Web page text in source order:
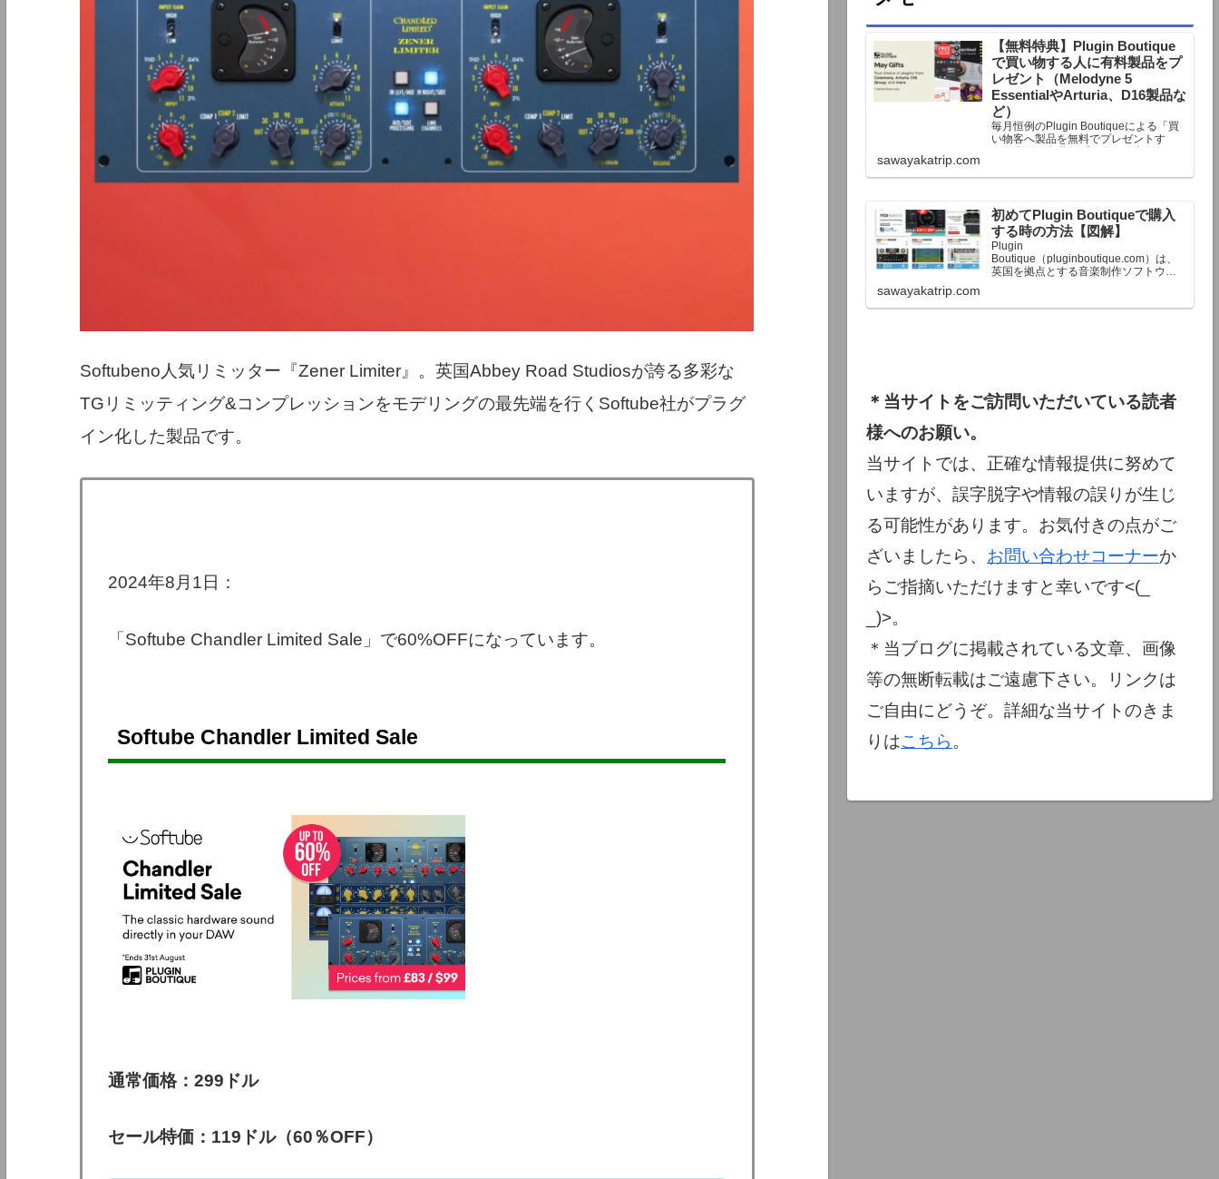
Softubeno人気リミッター『Zener Limiter』。英国Abbey Road Studiosが誇る多彩な
TGリミッティング&コンプレッションをモデリングの最先端を行くSoftube社がプラグ
イン化した製品です。
2024年8月1日：
「Softube Chandler Limited Sale」で60%OFFになっています。
Softube Chandler Limited Sale
通常価格：299ドル
セール特価：119ドル（60％OFF）
【無料特典】Plugin Boutique
で買い物する人に有料製品をプ
レゼント（Melodyne 5
EssentialやArturia、D16製品な
ど）
毎月恒例のPlugin Boutiqueによる「買
い物客へ製品を無料でプレゼントす
る」企画。今月もプレゼント企画が用
定額以上のお金を出して何かを購入す
終了予定日：日本時間：6/1（月…
sawayakatrip.com
初めてPlugin Boutiqueで購入
する時の方法【図解】
Plugin
Boutique（pluginboutique.com）は、
英国を拠点とする音楽制作ソフトウェ
で、世界中のミュージシャンに利用さ
sawayakatrip.com
＊当サイトをご訪問いただいている読者
様へのお願い。
当サイトでは、正確な情報提供に努めて
いますが、誤字脱字や情報の誤りが生じ
る可能性があります。お気付きの点がご
ざいましたら、 お問い合わせコーナーか
らご指摘いただけますと幸いです<(_
_)>。
＊当ブログに掲載されている文章、画像
等の無断転載はご遠慮下さい。リンクは
ご自由にどうぞ。詳細な当サイトのきま
りはこちら 。